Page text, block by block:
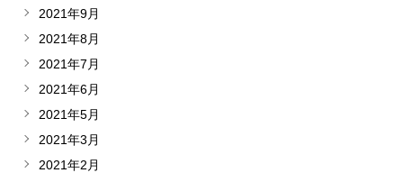
2021年9月
2021年8月
2021年7月
2021年6月
2021年5月
2021年3月
2021年2月